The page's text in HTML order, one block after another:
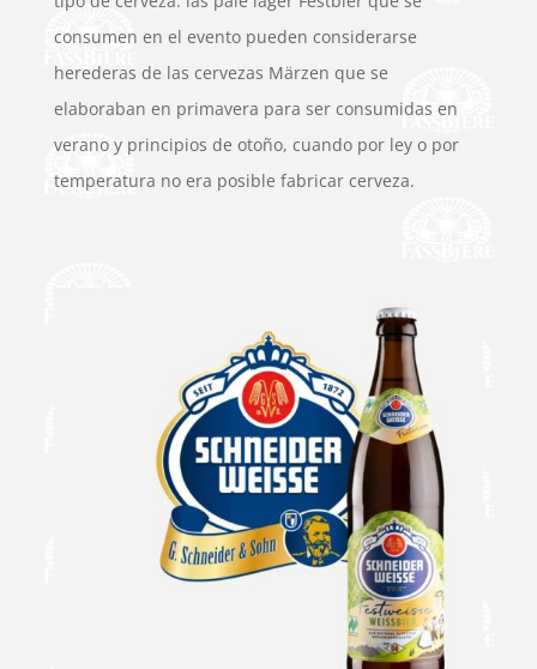
consumen en el evento pueden considerarse
herederas de las cervezas Märzen que se
elaboraban en primavera para ser consumidas en
verano y principios de otoño, cuando por ley o por
temperatura no era posible fabricar cerveza.